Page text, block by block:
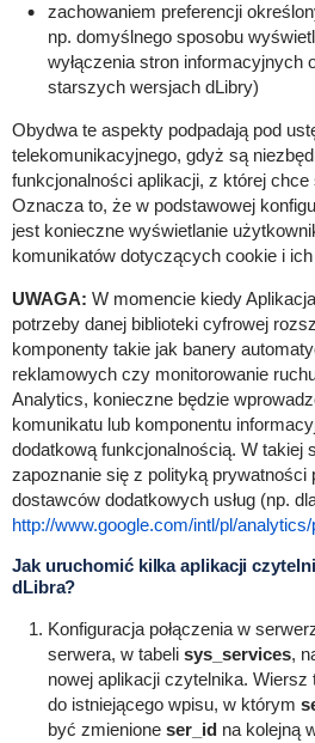
zachowaniem preferencji
np. domyślnego sposobu
wyłączenia stron informacyjnych
starszych wersjach dLibry)
Obydwa te aspekty podpadają pod
telekomunikacyjnego, gdyż są
funkcjonalności aplikacji, z której
Oznacza to, że w podstawowej
jest konieczne wyświetlanie
komunikatów dotyczących cookie i
UWAGA: W momencie kiedy
potrzeby danej biblioteki cyfrowej
komponenty takie jak banery
reklamowych czy monitorowanie
Analytics, konieczne będzie
komunikatu lub komponentu
dodatkową funkcjonalnością. W takiej
zapoznanie się z polityką prywatności
dostawców dodatkowych usług (np.
http://www.google.com/intl/pl/
Jak uruchomić kilka aplikacji
dLibra?
Konfiguracja połączenia w
serwera, w tabeli sys_services,
nowej aplikacji czytelnika. Wiersz
do istniejącego wpisu, w którym
być zmienione ser_idna kolejną